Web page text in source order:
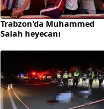
Trabzon'da Muhammed
Salah heyecanı